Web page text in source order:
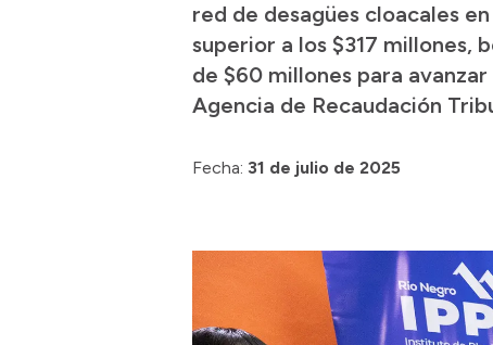
red de desagües cloacales
superior a los $317 millones,
de $60 millones para
Agencia de Recaudación
Fecha: 31 de julio de 2025